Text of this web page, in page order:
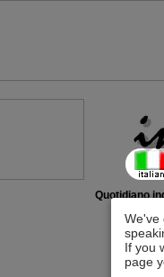
We've
If you
page
Quotidiano